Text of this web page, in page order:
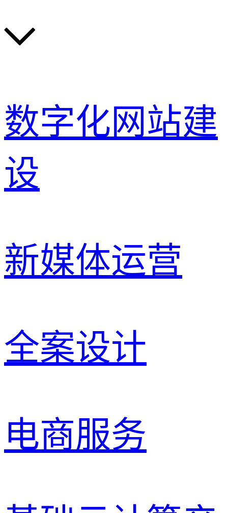
数字化网站建
设
新媒体运营
全案设计
电商服务